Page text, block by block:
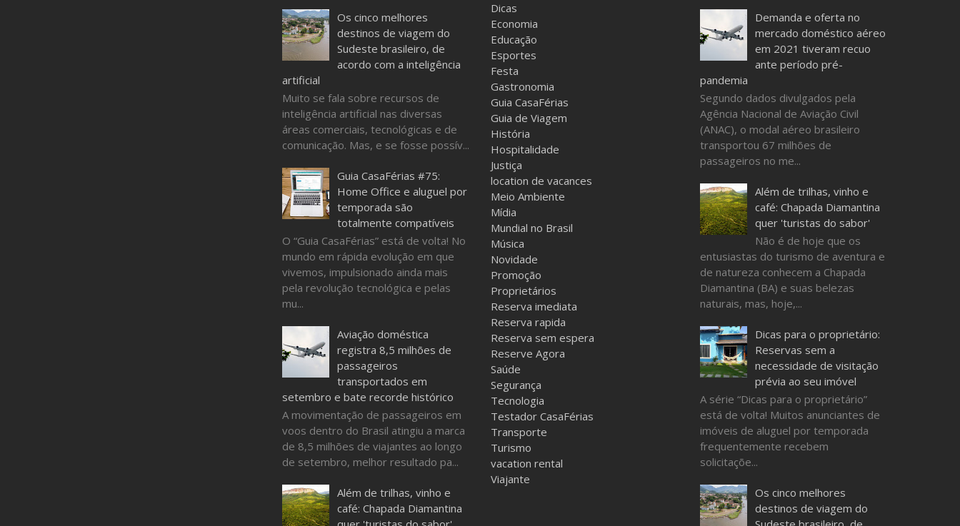
Os cinco melhores
destinos de viagem do
Sudeste brasileiro, de
acordo com a inteligência
artificial
Muito se fala sobre recursos de
inteligência artificial nas diversas
áreas comerciais, tecnológicas e de
comunicação. Mas, e se fosse possív...
Guia CasaFérias #75:
Home Office e aluguel por
temporada são
totalmente compatíveis
O “Guia CasaFérias” está de volta! No
mundo em rápida evolução em que
vivemos, impulsionado ainda mais
pela revolução tecnológica e pelas
mu...
Aviação doméstica
registra 8,5 milhões de
passageiros
transportados em
setembro e bate recorde histórico
A movimentação de passageiros em
voos dentro do Brasil atingiu a marca
de 8,5 milhões de viajantes ao longo
de setembro, melhor resultado pa...
Além de trilhas, vinho e
café: Chapada Diamantina
Dicas
Economia
Educação
Esportes
Festa
Gastronomia
Guia CasaFérias
Guia de Viagem
História
Hospitalidade
Justiça
location de vacances
Meio Ambiente
Mídia
Mundial no Brasil
Música
Novidade
Promoção
Proprietários
Reserva imediata
Reserva rapida
Reserva sem espera
Reserve Agora
Saúde
Segurança
Tecnologia
Testador CasaFérias
Transporte
Turismo
vacation rental
Viajante
Demanda e oferta no
mercado doméstico aéreo
em 2021 tiveram recuo
ante período pré-
pandemia
Segundo dados divulgados pela
Agência Nacional de Aviação Civil
(ANAC), o modal aéreo brasileiro
transportou 67 milhões de
passageiros no me...
Além de trilhas, vinho e
café: Chapada Diamantina
quer 'turistas do sabor'
Não é de hoje que os
entusiastas do turismo de aventura e
de natureza conhecem a Chapada
Diamantina (BA) e suas belezas
naturais, mas, hoje,...
Dicas para o proprietário:
Reservas sem a
necessidade de visitação
prévia ao seu imóvel
A série “Dicas para o proprietário”
está de volta! Muitos anunciantes de
imóveis de aluguel por temporada
frequentemente recebem
solicitaçõe...
Os cinco melhores
destinos de viagem do